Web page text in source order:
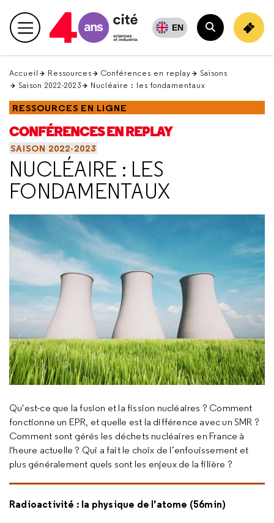
en
haut Menu principal EN
Rechercher
Accueil Ressources Conférences en replay
Saisons
Saison 2022-2023
Nucléaire : les fondamentaux
RESSOURCES EN LIGNE
CONFÉRENCES EN REPLAY
SAISON 2022-2023
NUCLÉAIRE : LES
FONDAMENTAUX
Qu'est-ce que la fusion et la fission nucléaires ? Comment
fonctionne un EPR, et quelle est la différence avec un SMR ?
Comment sont gérés les déchets nucléaires en France à
l'heure actuelle ? Qui a fait le choix de l’enfouissement et
plus généralement quels sont les enjeux de la filière ?
Radioactivité : la physique de l’atome (56min)